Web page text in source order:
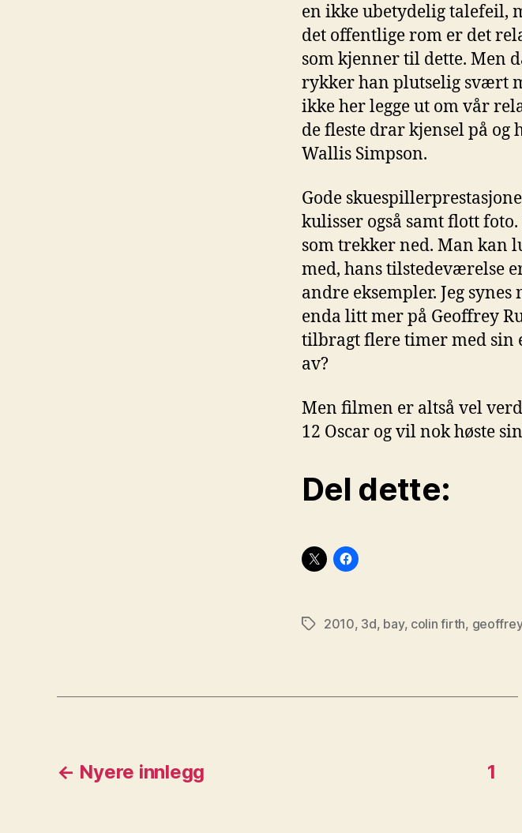
en ikke ubetydelig talefeil,
det offentlige rom er det
som kjenner til dette. Men
rykker han plutselig svært
ikke her legge ut om vår
de fleste drar kjensel på
Wallis Simpson.
Gode
kulisser også samt flott
som trekker ned. Man kan
med, hans tilstedeværelse
andre eksempler. Jeg
enda litt mer på Geoffrey
tilbragt flere timer med
av?
Men filmen er altså vel
12 Oscar og vil nok høste
Del dette:
Stikkord
2010, 3d, bay, colin firth,
Sidepaginering
← Nyere innlegg 1